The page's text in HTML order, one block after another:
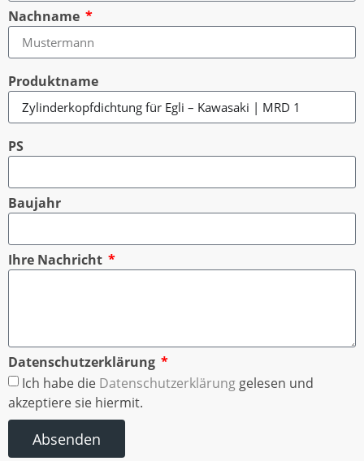
Nachname
Produktname
PS
Baujahr
Ihre Nachricht
Datenschutzerklärung
Ich habe die Datenschutzerklärung gelesen und
akzeptiere sie hiermit.
Absenden